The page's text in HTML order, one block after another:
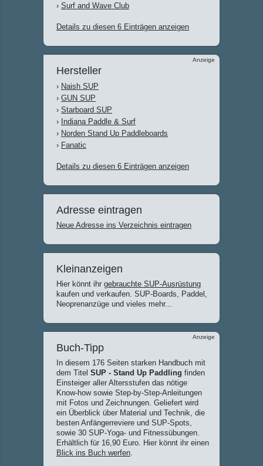
› Surf and Wave Club
Details zu diesen 6 Einträgen anzeigen
Anzeige
Hersteller
› Naish SUP
› GUN SUP
› Starboard SUP
› Indiana Paddle & Surf
› Norden Stand Up Paddleboards
› Fanatic
Details zu diesen 6 Einträgen anzeigen
Adresse eintragen
Neue Adresse ins Verzeichnis eintragen
Kleinanzeigen
Hier könnt ihr gebrauchte SUP-Ausrüstung
kaufen und verkaufen. SUP-Boards, Paddel,
Neoprenanzüge und vieles mehr...
Anzeige
Buch-Tipp
In diesem 176 Seiten starken Handbuch mit
dem Titel SUP - Stand Up Paddling finden
Einsteiger aller Altersstufen das nötige
Know-how sowie Step-by-Step-Anleitungen
mit Fotos und Zeichnungen. Geliefert wird
ein Überblick über Material und Technik, die
besten Anfängerreviere und SUP-Spots,
sowie 30 SUP-Yoga- und Fitnessübungen.
Erhältlich für 16,90 Euro. Hier könnt ihr einen
Blick ins Buch werfen